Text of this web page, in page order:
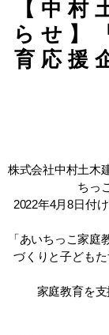
【中村
らせ】
育応援
株式会社中村土木
ちっ
2022年4月8日付
「あいちっこ家
づくりと子ども
家庭教育を